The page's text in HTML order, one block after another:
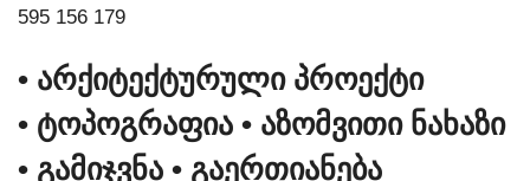
595 156 179
• ᲐᲠᲥᲘᲢᲔᲥᲢᲣᲠᲣᲚᲘ ᲞᲠᲝᲔᲥᲢᲘ
• ᲢᲝᲞᲝᲒᲠᲐᲤᲘᲐ • ᲐᲖᲝᲛᲕᲘᲗᲘ ᲜᲐᲮᲐᲖᲘ
• ᲒᲐᲛᲘᲯᲕᲜᲐ • ᲒᲐᲔᲠᲗᲘᲐᲜᲔᲑᲐ